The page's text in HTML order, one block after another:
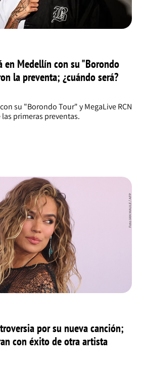
en Medellín con su "Borondo
la preventa; ¿cuándo será?
su "Borondo Tour" y MegaLive RCN
primeras preventas.
por su nueva canción;
con éxito de otra artista